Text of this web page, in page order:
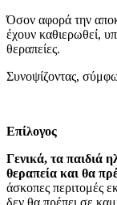
Όσον αφορά την
έχουν καθιερωθεί,
θεραπείες.
Συνοψίζοντας,
Επίλογος
Γενικά, τα παιδιά
θεραπεία και θα
άσκοπες περιτομές
δεν θα πρέπει σε